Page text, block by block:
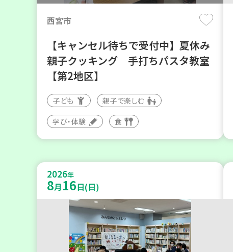
西宮市
【キャンセル待ちで受付中】夏休み
親子クッキング 手打ちパスタ教室
【第2地区】
子ども 親子で楽しむ
学び・体験 食
2026年
8月 16日(日)